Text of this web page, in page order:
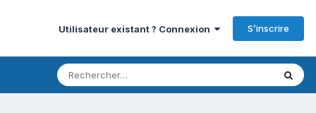
Utilisateur existant ? Connexion S’inscrire